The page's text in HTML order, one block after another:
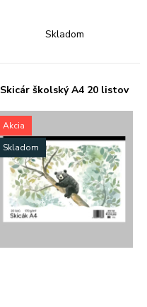
Skladom
Skicár školský A4 20 listov
Akcia
Skladom